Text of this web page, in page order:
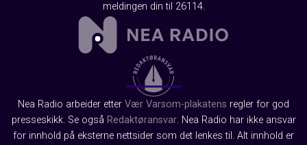
meldingen din til 26114.
Nea Radio arbeider etter Vær Varsom-plakatens regler for god
presseskikk. Se også Redaktøransvar. Nea Radio har ikke ansvar
for innhold på eksterne nettsider som det lenkes til. Alt innhold er